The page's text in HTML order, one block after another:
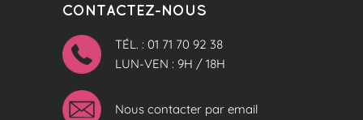
CONTACTEZ-NOUS
TÉL. : 01 71 70 92 38
LUN-VEN : 9H / 18H
Nous contacter par email